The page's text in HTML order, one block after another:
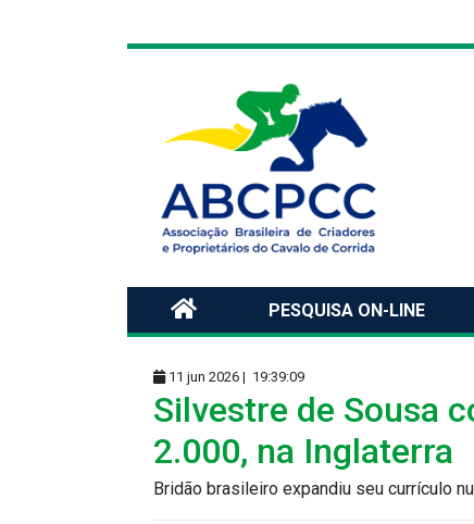
PESQUISA ON-LINE
11 jun 2026 | 19:39:09
Silvestre de Sousa
2.000, na Inglaterra
Bridão brasileiro expandiu seu currículo